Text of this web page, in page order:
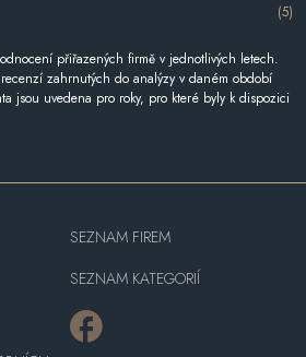
(5)
přiřazených firmě v jednotlivých letech.
zahrnutých do analýzy v daném období
jsou uvedena pro roky, pro které byly k dispozici
SEZNAM FIREM
SEZNAM KATEGORIÍ